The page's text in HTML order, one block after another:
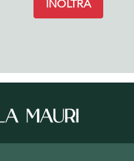
INOLTRA